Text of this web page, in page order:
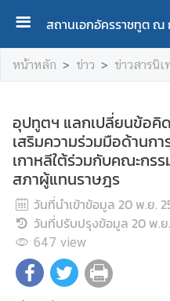
สถานเอกอัครราชทูต ณ
ห
น้
ลั
ก
ข้
อ
มู
ล
ถ
หน้าหลัก ข่าว ข่าวสารนิเ
อุปทูตฯ แลกเปลี่ยนข้อคิ
เสริมความร่วมมือด้านกา
เกาหลีใต้ร่วมกับคณะกร
สภาผู้แทนราษฎร
วันที่นำเข้าข้อมูล 20 พ.ย.
วันที่ปรับปรุงข้อมูล 20 พ.
647 view